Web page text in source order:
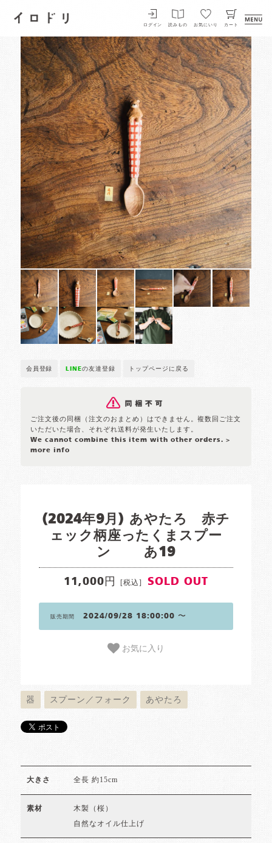
イロドリ
ログイン 読みもの お気にいり カート
会員登録 LINEの友達登録 トップページに戻る
ご注文後の同梱（注文のおまとめ）はできません。複数回ご注文
いただいた場合、それぞれ送料が発生いたします。
We cannot combine this item with other orders. >
more info
(2024年9月) あやたろ 赤チ
ェック柄座ったくまスプー
ン あ19
11,000円 [税込] SOLD OUT
販売期間 2024/09/28 18:00:00 〜
お気に入り
器 スプーン／フォーク あやたろ
大きさ 全長 約15cm
素材 木製（桜）
自然なオイル仕上げ